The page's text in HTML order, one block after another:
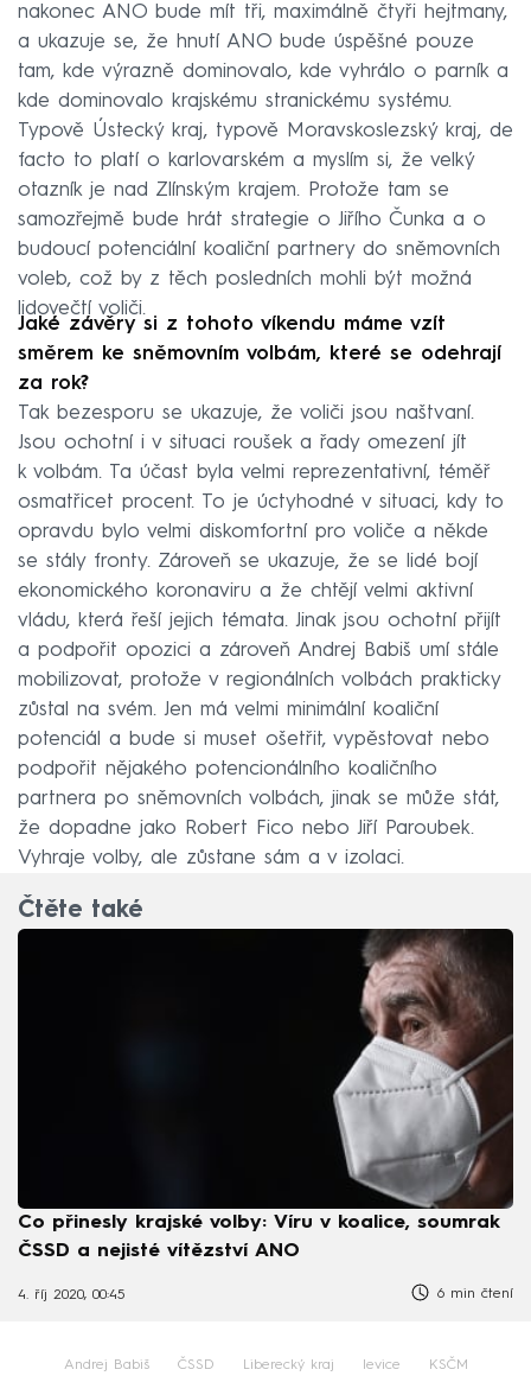
nakonec ANO bude mít tři, maximálně čtyři hejtmany,
a ukazuje se, že hnutí ANO bude úspěšné pouze
tam, kde výrazně dominovalo, kde vyhrálo o parník a
kde dominovalo krajskému stranickému systému.
Typově Ústecký kraj, typově Moravskoslezský kraj, de
facto to platí o karlovarském a myslím si, že velký
otazník je nad Zlínským krajem. Protože tam se
samozřejmě bude hrát strategie o Jiřího Čunka a o
budoucí potenciální koaliční partnery do sněmovních
voleb, což by z těch posledních mohli být možná
lidovečtí voliči.
Jaké závěry si z tohoto víkendu máme vzít
směrem ke sněmovním volbám, které se odehrají
za rok?
Tak bezesporu se ukazuje, že voliči jsou naštvaní.
Jsou ochotní i v situaci roušek a řady omezení jít
k volbám. Ta účast byla velmi reprezentativní, téměř
osmatřicet procent. To je úctyhodné v situaci, kdy to
opravdu bylo velmi diskomfortní pro voliče a někde
se stály fronty. Zároveň se ukazuje, že se lidé bojí
ekonomického koronaviru a že chtějí velmi aktivní
vládu, která řeší jejich témata. Jinak jsou ochotní přijít
a podpořit opozici a zároveň Andrej Babiš umí stále
mobilizovat, protože v regionálních volbách prakticky
zůstal na svém. Jen má velmi minimální koaliční
potenciál a bude si muset ošetřit, vypěstovat nebo
podpořit nějakého potencionálního koaličního
partnera po sněmovních volbách, jinak se může stát,
že dopadne jako Robert Fico nebo Jiří Paroubek.
Vyhraje volby, ale zůstane sám a v izolaci.
Čtěte také
Co přinesly krajské volby: Víru v koalice, soumrak
ČSSD a nejisté vítězství ANO
4. říj 2020, 00:45 6 min čtení
Andrej Babiš ČSSD Liberecký kraj levice KSČM